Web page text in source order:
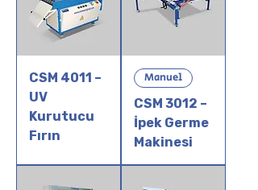
CSM 4011 –
UV
Kurutucu
Fırın
Manuel
CSM 3012 –
İpek Germe
Makinesi